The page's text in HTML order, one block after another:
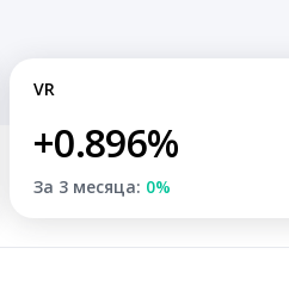
VR
+0.896%
За 3 месяца: 0%